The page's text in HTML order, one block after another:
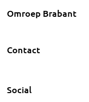
Omroep Brabant
Contact
Social